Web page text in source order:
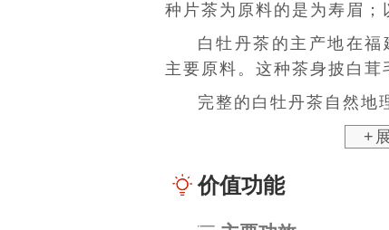
种片茶为原料的是为寿眉
白牡丹茶的主产地在福
主要原料。这种茶身披白茸
完整的白牡丹茶自然地
+
价值功能